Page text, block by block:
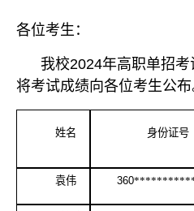
各位考生：
我校2024年高职单招
将考试成绩向各位考生公布
姓名 身份证号
袁伟 360